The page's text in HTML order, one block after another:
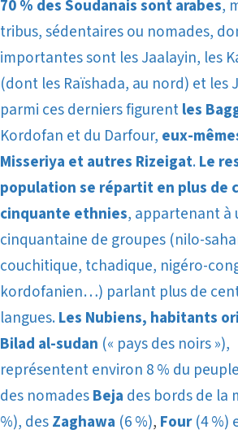
70 % des Soudanais sont arabes,
tribus, sédentaires ou nomades,
importantes sont les Jaalayin, les
(dont les Raïshada, au nord) et les
parmi ces derniers figurentles
Kordofan et du Darfour, eux-
Misseriya et autres Rizeigat.Le
population se répartit en plus de
cinquante ethnies, appartenant à
cinquantaine de groupes (nilo-
couchitique, tchadique, nigéro-
kordofanien…) parlant plus de
langues.Les Nubiens, habitants
Bilad al-sudan (« pays des noirs »),
représentent environ 8 % du
des nomadesBeja des bords de la
%), desZaghawa (6 %), Four(4 %)